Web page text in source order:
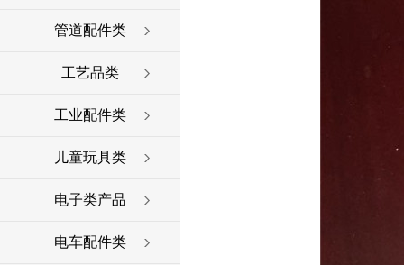
管道配件类
工艺品类
工业配件类
儿童玩具类
电子类产品
电车配件类